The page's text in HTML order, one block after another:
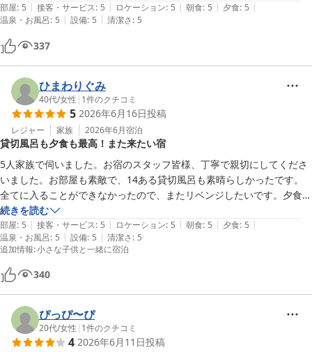
○部屋に露天風呂があり、朝風呂したが快適すぎた！特に女性は準備の
大変さがないので、部屋風呂は良いと思う。
大浴場はなく、貸し切りの露天風呂がたくさんあり、利用状況もすぐ分
かるため、快適に使える。ドライヤーもリファやパナソニックなどで安
心。シャンプーやスキンケアも松山油脂ので安心。
○部屋から日の出が見られたのは感動！まるでモネの【印象日の出】の
ようで素晴らしかった！
△個人的には自販機に無糖の炭酸水を置いてほしかった。コーラなど甘
いのばかりは残念。近くにコンビニもないので...
○帰りは最寄り駅(伊豆多賀駅)まで送ってくれた。この無人駅からロー
カル線に乗れたのも思い出。
○6月中旬の平日ということもあり、10組程度の宿泊で、夜もとても静
かに過ごせた。良い思い出が作れました。感謝です。
部屋: 5 | 接客・サービス: 5 | ロケーション: 5 | 朝食: 5 | 夕食: 5 |
温泉・お風呂: 5 | 設備: 5 | 清潔さ: 5
337
ひまわりぐみ
40代/女性 | 1件のクチコミ
5 2026年6月16日投稿
レジャー 家族 2026年6月宿泊
貸切風呂も夕食も最高！また来たい宿
5人家族で伺いました。お宿のスタッフ皆様、丁寧で親切にしてくださ
いました。お部屋も素敵で、14ある貸切風呂も素晴らしかったです。
全てに入ることができなかったので、またリベンジしたいです。夕食も
食べきれないほどの品数で、舟盛りや、生きたアワビに子供達大喜びで
した。また、機会がありましたら泊まりたいです。
続きを読む
部屋: 5 | 接客・サービス: 5 | ロケーション: 5 | 朝食: 5 | 夕食: 5 |
温泉・お風呂: 5 | 設備: 5 | 清潔さ: 5
追加情報:小さな子供と一緒に宿泊
340
ぴっぴ〜ぴ
20代/女性 | 1件のクチコミ
4 2026年6月11日投稿